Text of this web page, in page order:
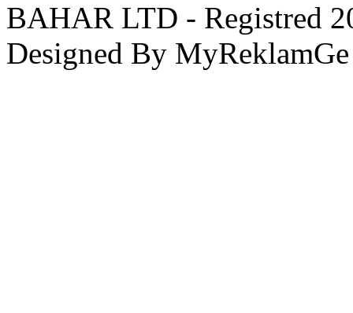
BAHAR LTD - Registred
Designed By MyReklamGe